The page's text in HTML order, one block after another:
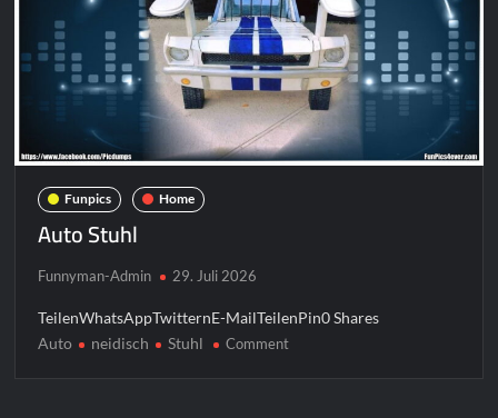
Funpics Home
Auto Stuhl
Funnyman-Admin 29. Juli 2026
TeilenWhatsAppTwitternE-MailTeilenPin0 Shares
Auto
neidisch Stuhl Commenton